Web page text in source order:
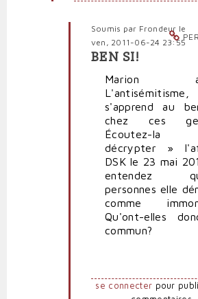
Soumis par Frondeur le
ven, 2011-06-24 23:55
En
réponse
Marine
n'est
antisémite,
pierrepauljacques
(non
vérifié)
BEN SI!
Marion
s'apprend au
chez ces
Écoutez-
décrypter »
DSK le 23 mai
entendez
personnes elle
comme
Qu'ont-elles
commun?
se connecter pour